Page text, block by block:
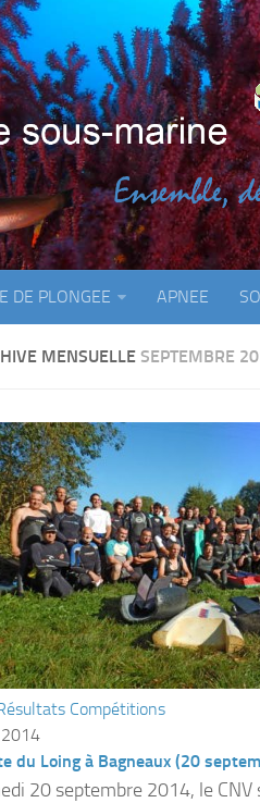
DE PLONGEE APNEE
MENSUELLE SEPTEMBRE
Compétitions
2014
du Loing à Bagneaux (20
20 septembre 2014, le